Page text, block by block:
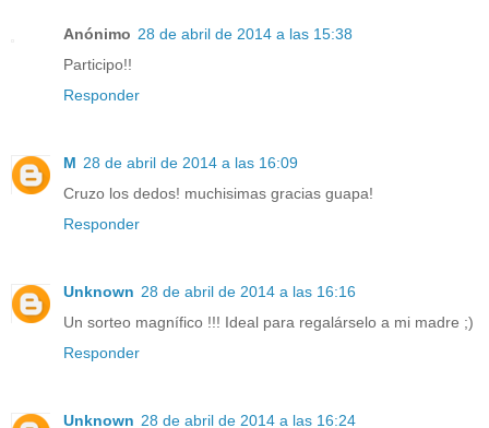
Anónimo 28 de abril de 2014 a las 15:38
Participo!!
Responder
M 28 de abril de 2014 a las 16:09
Cruzo los dedos! muchisimas gracias guapa!
Responder
Unknown 28 de abril de 2014 a las 16:16
Un sorteo magnífico !!! Ideal para regalárselo a mi madre ;)
Responder
Unknown 28 de abril de 2014 a las 16:24